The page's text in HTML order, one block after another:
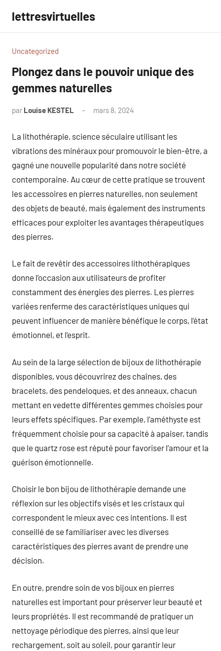
contenu
lettresvirtuelles
Uncategorized
Plongez dans le pouvoir unique des
gemmes naturelles
par Louise KESTEL mars 8, 2024
La lithothérapie, science séculaire utilisant les
vibrations des minéraux pour promouvoir le bien-être, a
gagné une nouvelle popularité dans notre société
contemporaine. Au cœur de cette pratique se trouvent
les accessoires en pierres naturelles, non seulement
des objets de beauté, mais également des instruments
efficaces pour exploiter les avantages thérapeutiques
des pierres.
Le fait de revêtir des accessoires lithothérapiques
donne l’occasion aux utilisateurs de profiter
constamment des énergies des pierres. Les pierres
variées renferme des caractéristiques uniques qui
peuvent influencer de manière bénéfique le corps, l’état
émotionnel, et l’esprit.
Au sein de la large sélection de bijoux de lithothérapie
disponibles, vous découvrirez des chaînes, des
bracelets, des pendeloques, et des anneaux, chacun
mettant en vedette différentes gemmes choisies pour
leurs effets spécifiques. Par exemple, l’améthyste est
fréquemment choisie pour sa capacité à apaiser, tandis
que le quartz rose est réputé pour favoriser l’amour et la
guérison émotionnelle.
Choisir le bon bijou de lithothérapie demande une
réflexion sur les objectifs visés et les cristaux qui
correspondent le mieux avec ces intentions. Il est
conseillé de se familiariser avec les diverses
caractéristiques des pierres avant de prendre une
décision.
En outre, prendre soin de vos bijoux en pierres
naturelles est important pour préserver leur beauté et
leurs propriétés. Il est recommandé de pratiquer un
nettoyage périodique des pierres, ainsi que leur
rechargement, soit au soleil, pour garantir leur